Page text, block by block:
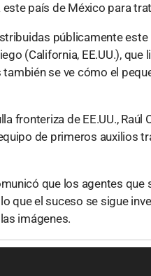
este país de México para
públicamente
(California, EE.UU.),
también se ve cómo el
fronteriza de EE.UU.,
de primeros auxilios
que los agentes
que el suceso se sigue
imágenes.